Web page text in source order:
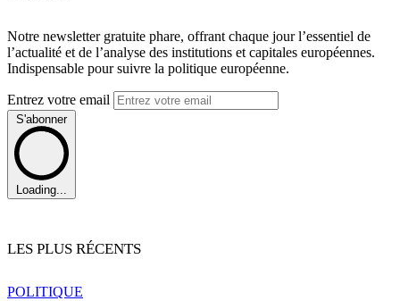
Notre newsletter gratuite phare, offrant chaque jour l’essentiel de
l’actualité et de l’analyse des institutions et capitales européennes.
Indispensable pour suivre la politique européenne.
Entrez votre email
S'abonner
Loading...
LES PLUS RÉCENTS
POLITIQUE